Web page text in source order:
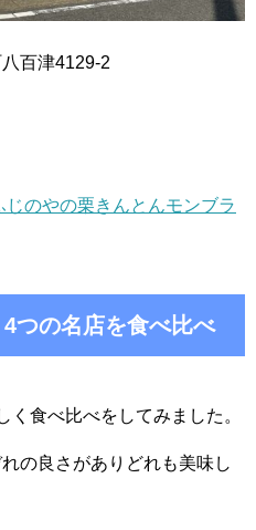
百津4129-2
じのやの栗きんとんモンブラ
つの名店を食べ比べ
食べ比べをしてみました。
の良さがありどれも美味し